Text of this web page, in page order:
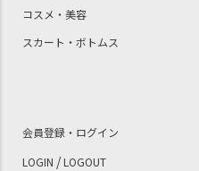
コスメ・美容
スカート・ボトムス
会員登録・ログイン
LOGIN /LOGOUT